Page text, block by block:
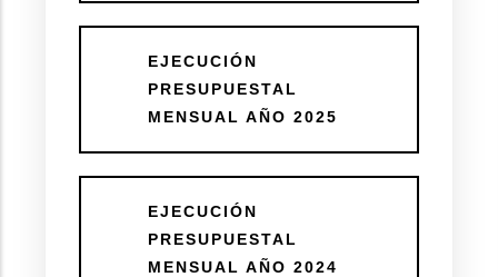
EJECUCIÓN
PRESUPUESTAL
MENSUAL AÑO 2025
EJECUCIÓN
PRESUPUESTAL
MENSUAL AÑO 2024